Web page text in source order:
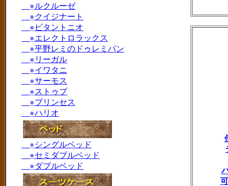
●ルクルーゼ
●クイジナート
● ビタントニオ
●エレクトロラックス
●平野レミのドゥレミパン
● リーガル
●イワタニ
●サーモス
●ストゥブ
●プリンセス
●ハリオ
●シングルベッド
●セミダブルベッド
●ダブルベッド